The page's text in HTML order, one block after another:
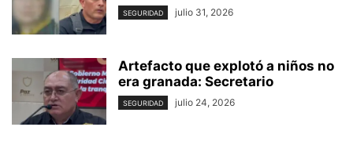
SEGURIDAD julio 31, 2026
Artefacto que explotó a niños no
era granada: Secretario
SEGURIDAD julio 24, 2026